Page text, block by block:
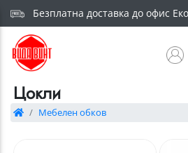
Безплатна доставка до офис
Цокли
Мебелен обков